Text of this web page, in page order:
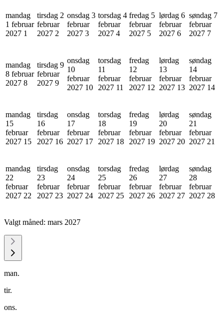
mandag
1 februar
2027 1
tirsdag 2
februar
2027 2
onsdag 3
februar
2027 3
torsdag 4
februar
2027 4
fredag 5
februar
2027 5
lørdag 6
februar
2027 6
søndag 7
februar
2027 7
mandag
8 februar
2027 8
tirsdag 9
februar
2027 9
onsdag
10
februar
2027 10
torsdag
11
februar
2027 11
fredag
12
februar
2027 12
lørdag
13
februar
2027 13
søndag
14
februar
2027 14
mandag
15
februar
2027 15
tirsdag
16
februar
2027 16
onsdag
17
februar
2027 17
torsdag
18
februar
2027 18
fredag
19
februar
2027 19
lørdag
20
februar
2027 20
søndag
21
februar
2027 21
mandag
22
februar
2027 22
tirsdag
23
februar
2027 23
onsdag
24
februar
2027 24
torsdag
25
februar
2027 25
fredag
26
februar
2027 26
lørdag
27
februar
2027 27
søndag
28
februar
2027 28
Valgt måned: mars 2027
man.
tir.
ons.